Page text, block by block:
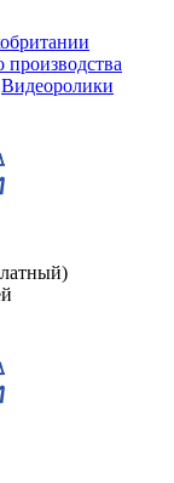
Видеоролики